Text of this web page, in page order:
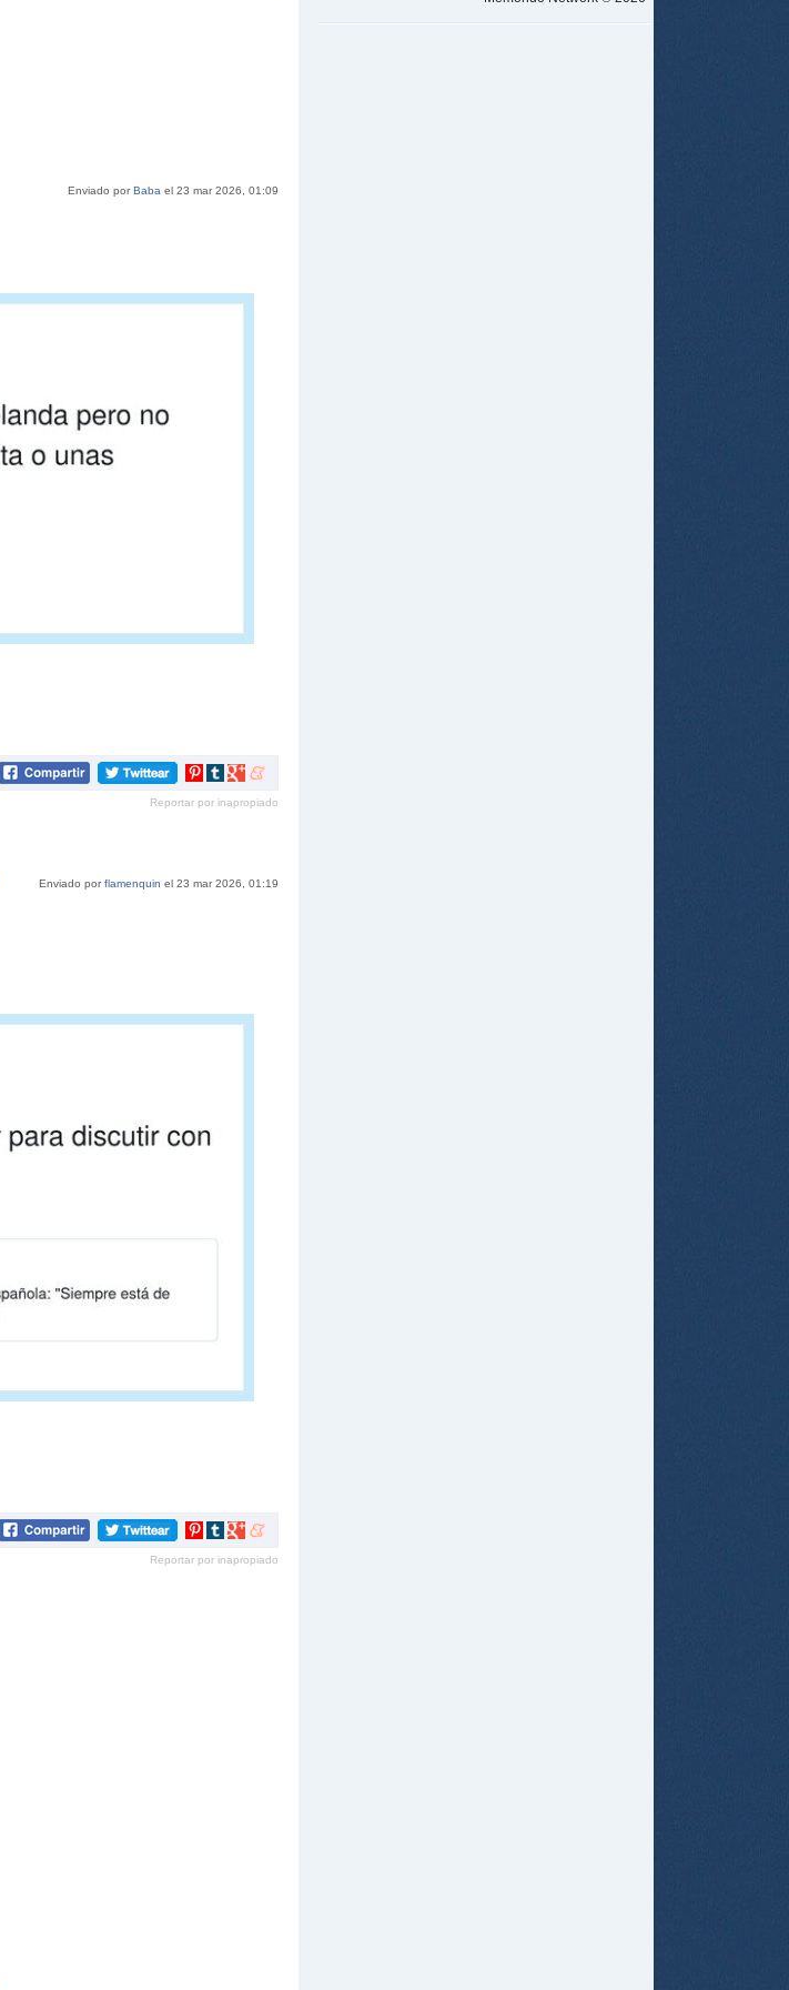
Enviado porBaba el 23 mar 2026, 01:09
Compartir
Pinterest
Compartir
tumblr
Compartir
Google+
Compartir
meneame
Reportar por inapropiado
Enviado porflamenquin el 23 mar 2026, 01:19
Compartir
Pinterest
Compartir
tumblr
Compartir
Google+
Compartir
meneame
Reportar por inapropiado